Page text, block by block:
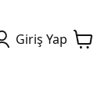
Giriş Yap